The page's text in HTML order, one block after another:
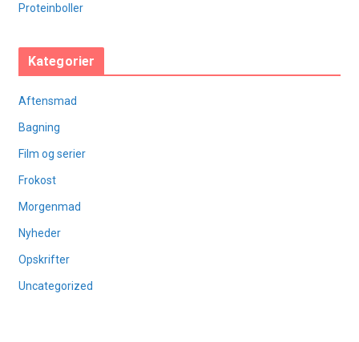
Proteinboller
Kategorier
Aftensmad
Bagning
Film og serier
Frokost
Morgenmad
Nyheder
Opskrifter
Uncategorized